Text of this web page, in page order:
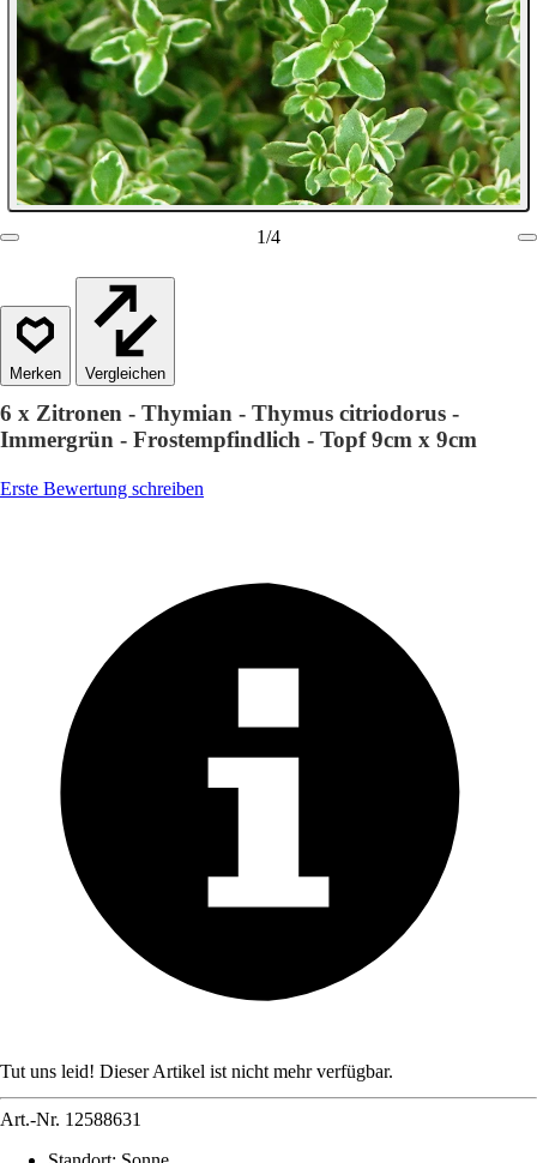
1/4
Vergleichen
6 x Zitronen - Thymian - Thymus citriodorus -
Immergrün - Frostempfindlich - Topf 9cm x 9cm
Erste Bewertung schreiben
Tut uns leid! Dieser Artikel ist nicht mehr verfügbar.
Art.-Nr. 12588631